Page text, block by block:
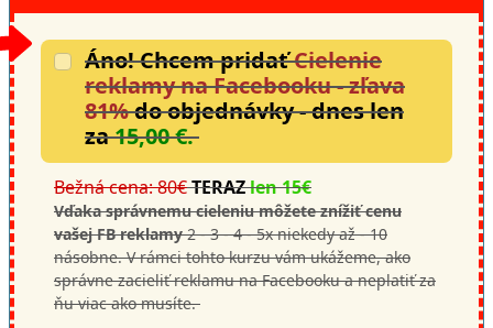
Áno! Chcem pridaťCielenie
reklamy na Facebooku - zľava
81%do objednávky - dnes len
za15,00 €.
Bežná cena: 80€TERAZlen 15€
Vďaka správnemu cieleniu môžete znížiť cenu
vašej FB reklamy2 - 3 - 4 - 5x niekedy až - 10
násobne. V rámci tohto kurzu vám ukážeme, ako
správne zacieliť reklamu na Facebooku a neplatiť za
ňu viac ako musíte.